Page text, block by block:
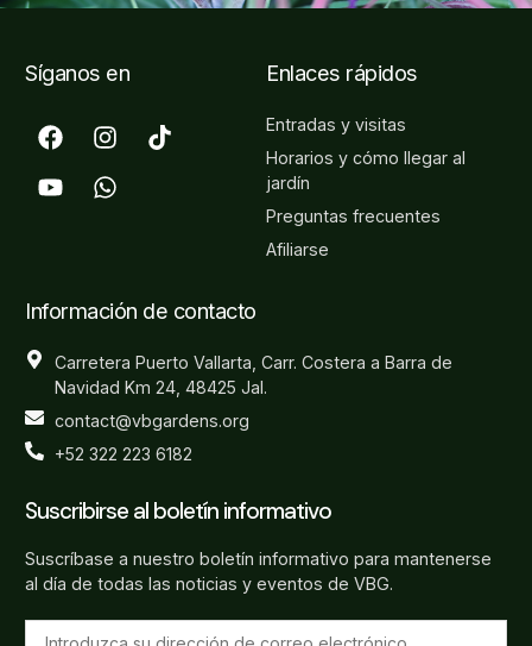
Síganos en Enlaces rápidos
Entradas y visitas
Horarios y cómo llegar al
jardín
Preguntas frecuentes
Afiliarse
Información de contacto
Carretera Puerto Vallarta, Carr. Costera a Barra de
Navidad Km 24, 48425 Jal.
contact@vbgardens.org
+52 322 223 6182
Suscribirse al boletín informativo
Suscríbase a nuestro boletín informativo para mantenerse
al día de todas las noticias y eventos de VBG.